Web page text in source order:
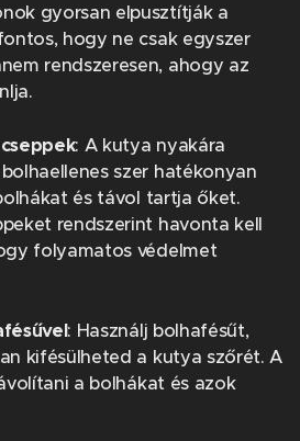
gyorsan elpusztítják a
hogy ne csak egyszer
rendszeresen, ahogy az
: A kutya nyakára
szer hatékonyan
és távol tartja őket.
rendszerint havonta kell
folyamatos védelmet
: Használj bolhafésűt,
kifésülheted a kutya szőrét. A
a bolhákat és azok